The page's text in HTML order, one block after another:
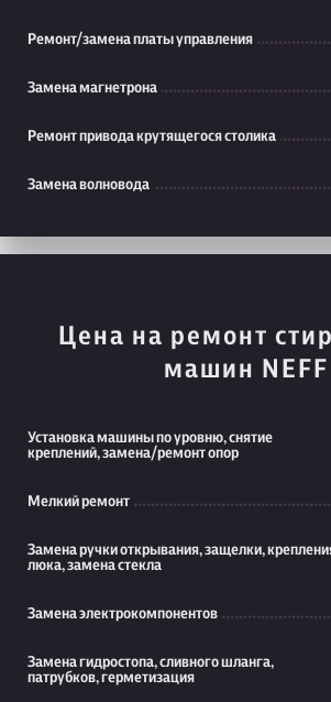
Ремонт/замена платы управления
Замена магнетрона
Ремонт привода крутящегося столика
Замена волновода
Цена на ремонт
машин NEFF
Установка машины по уровню, снятие
креплений, замена/ремонт опор
Мелкий ремонт
Замена ручки открывания, защелки,
люка, замена стекла
Замена электрокомпонентов
Замена гидростопа, сливного шланга,
патрубков, герметизация